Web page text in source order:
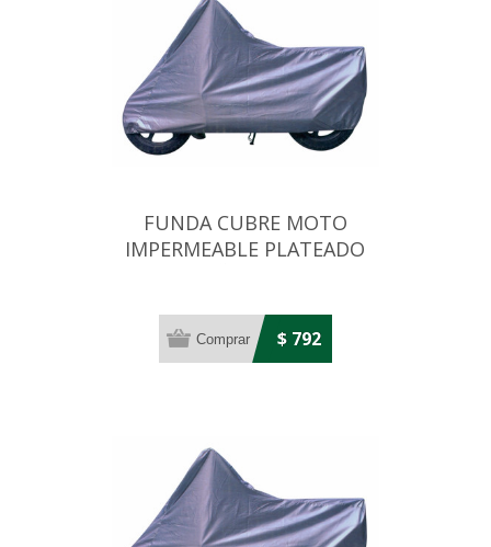
FUNDA CUBRE MOTO
IMPERMEABLE PLATEADO
$ 792